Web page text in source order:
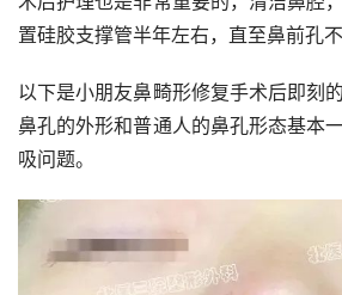
置硅胶支撑管半年左右，直至鼻前孔不
以下是小朋友鼻畸形修复手术后即刻
鼻孔的外形和普通人的鼻孔形态基本
吸问题。